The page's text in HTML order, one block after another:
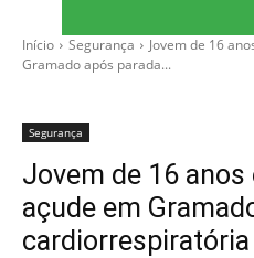
Início Segurança
Jovem de 16
Gramado após parada...
Segurança
Jovem de 16
açude em
cardiorrespiratória